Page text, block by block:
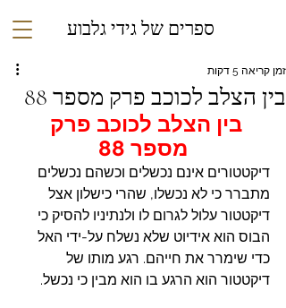
ספרים של גידי גלבוע
בין הצלב לכוכב פרק מספר 88
זמן קריאה 5 דקות
בין הצלב לכוכב פרק
מספר 88
דיקטטורים אינם נכשלים וכשהם נכשלים
מתברר כי לא נכשלו, שהרי כישלון אצל
דיקטטור עלול לגרום לו ולנתיניו להסיק כי
הבוס הוא אידיוט שלא נשלח על-ידי האל
כדי שימרר את חייהם. רגע מותו של
דיקטטור הוא הרגע בו הוא מבין כי נכשל.